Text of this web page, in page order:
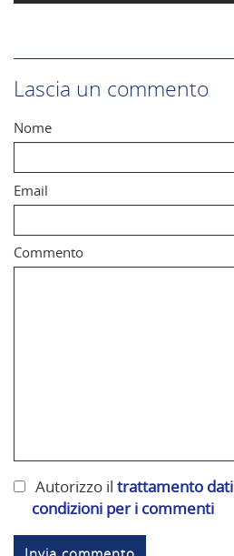
Lascia un commento
Nome
Email
Commento
Autorizzo iltrattamento dati
condizioni per i commenti